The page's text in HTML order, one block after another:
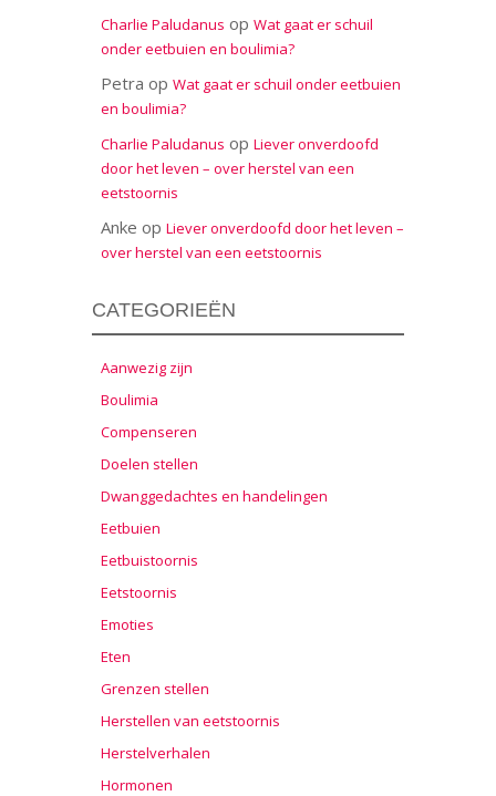
Charlie Paludanus op Wat gaat er schuil
onder eetbuien en boulimia?
Petra op Wat gaat er schuil onder eetbuien
en boulimia?
Charlie Paludanus op Liever onverdoofd
door het leven – over herstel van een
eetstoornis
Anke op Liever onverdoofd door het leven –
over herstel van een eetstoornis
CATEGORIEËN
Aanwezig zijn
Boulimia
Compenseren
Doelen stellen
Dwanggedachtes en handelingen
Eetbuien
Eetbuistoornis
Eetstoornis
Emoties
Eten
Grenzen stellen
Herstellen van eetstoornis
Herstelverhalen
Hormonen